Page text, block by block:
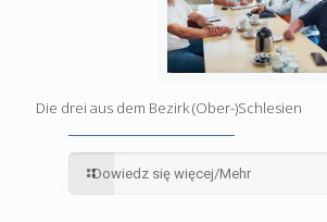
Die drei aus dem Bezirk (Ober-)Schlesien
Dowiedz się więcej/Mehr